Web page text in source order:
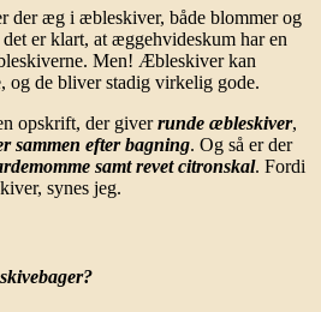
der æg i æbleskiver, både blommer og
er klart, at æggehvideskum har en
Men! Æbleskiver kan
og de bliver stadig virkelig gode.
opskrift, der giverrunde æbleskiver,
sammen efter bagning. Og så er der
samt revet citronskal. Fordi
synes jeg.